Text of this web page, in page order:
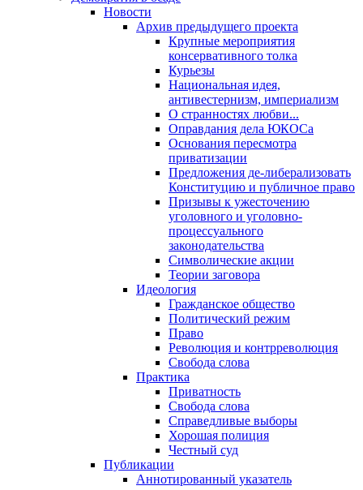
Новости
Архив предыдущего проекта
Крупные мероприятия
консервативного толка
Курьезы
Национальная идея,
антивестернизм, империализм
О странностях любви...
Оправдания дела ЮКОСа
Основания пересмотра
приватизации
Предложения де-либерализовать
Конституцию и публичное право
Призывы к ужесточению
уголовного и уголовно-
процессуального
законодательства
Символические акции
Теории заговора
Идеология
Гражданское общество
Политический режим
Право
Революция и контрреволюция
Свобода слова
Практика
Приватность
Свобода слова
Справедливые выборы
Хорошая полиция
Честный суд
Публикации
Аннотированный указатель